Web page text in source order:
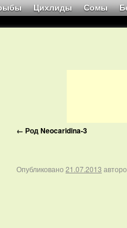
Цихлиды Сомы
← Род Neocaridina-3
Опубликовано 21.07.2013